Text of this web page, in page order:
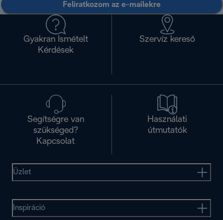
Feliratkozom az e-mailekre
Gyakran Ismételt
Kérdések
Szervíz kereső
Segítségre van
szükséged?
Kapcsolat
Használati
útmutatók
Üzlet
Inspiráció